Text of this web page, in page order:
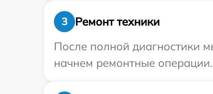
3
Ремонт техники
После полной диагностики
начнем ремонтные операции.